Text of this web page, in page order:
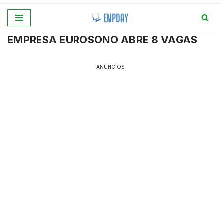
para
EMPRESA EUROSONO ABRE 8 VAGAS
ANÚNCIOS